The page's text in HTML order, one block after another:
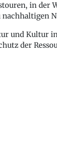
in der
und Kultur
der